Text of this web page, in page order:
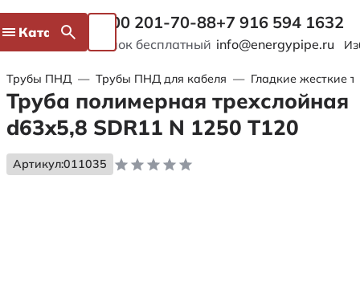
Каталог 8 800 201-70-88
Звонок бесплатный
+7 916 594 1632
info@energypipe.ru
Трубы ПНД — Трубы ПНД для кабеля — Гладкие жесткие
Труба полимерная трехслойная
d63x5,8 SDR11 N 1250 Т120
Артикул:011035